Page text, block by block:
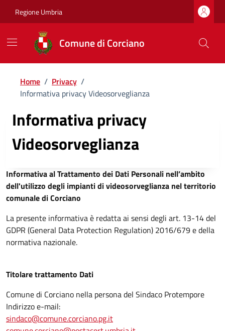
Regione Umbria
Comune di Corciano
Home / Privacy /
Informativa privacy Videosorveglianza
Informativa privacy
Videosorveglianza
Informativa al Trattamento dei Dati Personali nell’ambito
dell'utilizzo degli impianti di videosorveglianza nel territorio
comunale di Corciano
La presente informativa è redatta ai sensi degli art. 13-14 del
GDPR (General Data Protection Regulation) 2016/679 e della
normativa nazionale.
Titolare trattamento Dati
Comune di Corciano nella persona del Sindaco Protempore
Indirizzo e-mail:
sindaco@comune.corciano.pg.it